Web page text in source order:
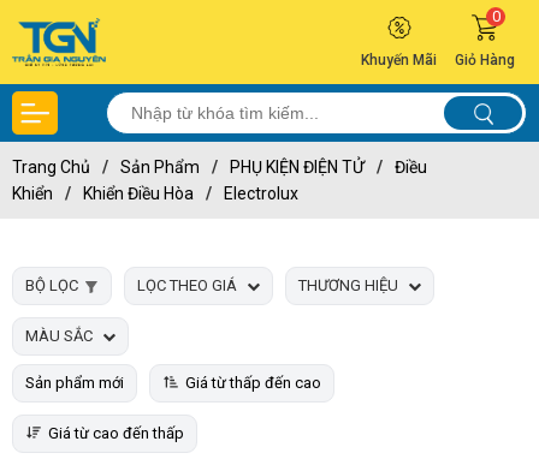
Khuyến Mãi Giỏ Hàng
0
Trang Chủ / Sản Phẩm / PHỤ KIỆN ĐIỆN TỬ /
Điều
Khiển
/ Khiển Điều Hòa / Electrolux
BỘ LỌC LỌC THEO GIÁ THƯƠNG HIỆU
MÀU SẮC
Sản phẩm mới Giá từ thấp đến cao
Giá từ cao đến thấp